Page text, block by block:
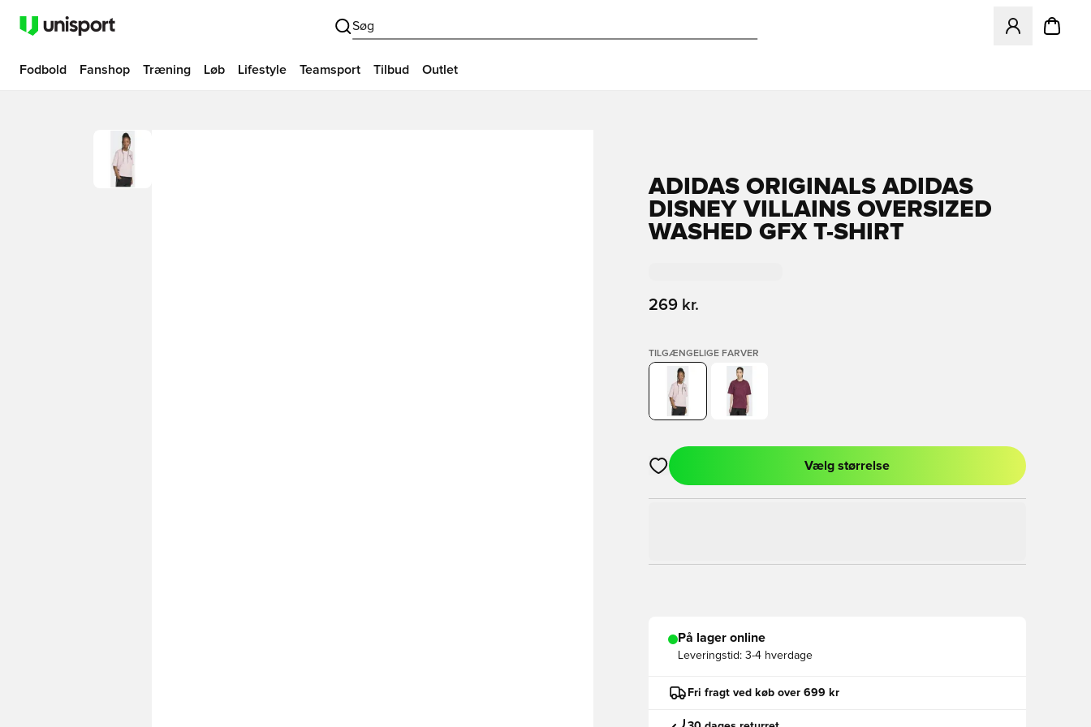
Søg
Åbner en
Fodbold Fanshop Træning Løb Lifestyle Teamsport Tilbud Outlet
ADIDAS ORIGINALS ADIDAS
DISNEY VILLAINS OVERSIZED
WASHED GFX T-SHIRT
269 kr.
TILGÆNGELIGE FARVER
Åbner en Modal til at logge ind eller tilmelde dig som medlem
Vælg størrelse
På lager online
Leveringstid: 3-4 hverdage
Fri fragt ved køb over 699 kr